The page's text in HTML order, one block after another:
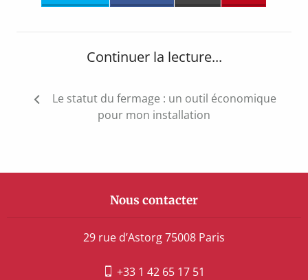
Continuer la lecture...
Navigation
Le statut du fermage : un outil économique
pour mon installation
Nous contacter
29 rue d’Astorg 75008 Paris
+33 1 42 65 17 51